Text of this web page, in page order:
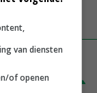
€ 26,50 € 0,50
van diensten
of openen